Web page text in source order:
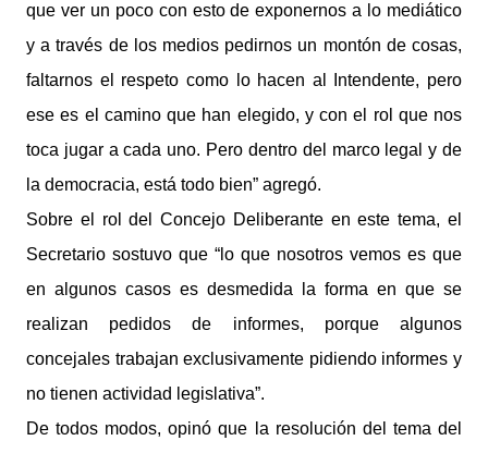
que ver un poco con esto de exponernos a lo mediático
y a través de los medios pedirnos un montón de cosas,
faltarnos el respeto como lo hacen al Intendente, pero
ese es el camino que han elegido, y con el rol que nos
toca jugar a cada uno. Pero dentro del marco legal y de
la democracia, está todo bien” agregó.
Sobre el rol del Concejo Deliberante en este tema, el
Secretario sostuvo que “lo que nosotros vemos es que
en algunos casos es desmedida la forma en que se
realizan pedidos de informes, porque algunos
concejales trabajan exclusivamente pidiendo informes y
no tienen actividad legislativa”.
De todos modos, opinó que la resolución del tema del